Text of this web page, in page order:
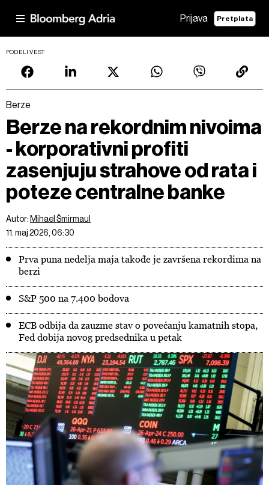
Prijava Pretplata
PODELI VEST
Berze
Berze na rekordnim nivoima
- korporativni profiti
zasenjuju strahove od rata i
poteze centralne banke
Autor: Mihael Šmirmaul
11. maj 2026, 06:30
Prva puna nedelja maja takođe je završena rekordima na
berzi
S&P 500 na 7.400 bodova
ECB odbija da zauzme stav o povećanju kamatnih stopa,
Fed dobija novog predsednika u petak